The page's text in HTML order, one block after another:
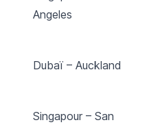
Angeles
Dubaï – Auckland
Singapour – San